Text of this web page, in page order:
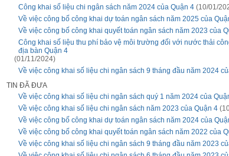
Công khai số liệu chi ngân sách năm 2024 của Quận 4(10/01/
Về việc công bố công khai dự toán ngân sách năm 2025 của
Về việc công bố công khai quyết toán ngân sách năm 2023 của
Công khai số liệu thu phí bảo vệ môi trường đối với nước thải
địa bàn Quận 4
(01/11/2024)
Về việc công khai số liệu chi ngân sách 9 tháng đầu năm 2024
TIN ĐÃ ĐƯA
Về việc công khai số liệu chi ngân sách quý 1 năm 2024 của
Về việc công khai số liệu chi ngân sách năm 2023 của Quận 4
Về việc công bố công khai dự toán ngân sách năm 2024 của
Về việc công bố công khai quyết toán ngân sách năm 2022 của
Về việc công khai số liệu chi ngân sách 9 tháng đầu năm 2023